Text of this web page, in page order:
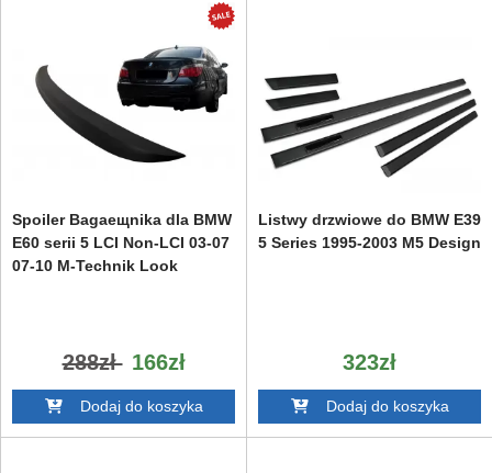
Spoiler Bagaещnika dla BMW
E60 serii 5 LCI Non-LCI 03-07
07-10 M-Technik Look
288zł 166zł
Dodaj do koszyka
Listwy drzwiowe do BMW E39
5 Series 1995-2003 M5 Design
323zł
Dodaj do koszyka